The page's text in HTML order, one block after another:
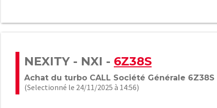
NEXITY - NXI - 6Z38S
Achat du turbo CALL Société Générale 6Z38S
(Selectionné le 24/11/2025 à 14:56)